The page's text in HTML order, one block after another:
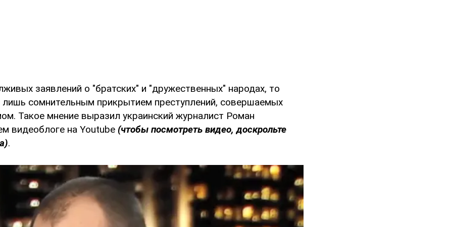
заявлений о "братских" и "дружественных" народах, то
лишь сомнительным прикрытием преступлений, совершаемых
Такое мнение выразил украинский журналист Роман
видеоблоге на Youtube (чтобы посмотреть видео, доскрольте
.